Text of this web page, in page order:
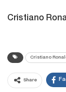
Cristiano
Cristiano
Share